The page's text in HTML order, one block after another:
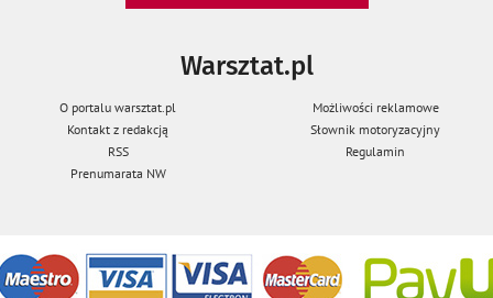
Warsztat.pl
O portalu warsztat.pl
Możliwości reklamowe
Kontakt z redakcją
Słownik motoryzacyjny
RSS
Regulamin
Prenumarata NW